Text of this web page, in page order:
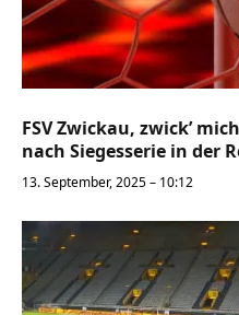
FSV Zwickau, zwick’
nach Siegesserie in der
13. September, 2025 – 10:12